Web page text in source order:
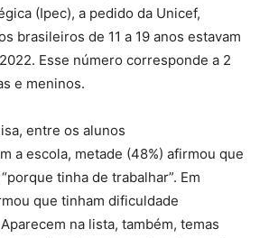
(Ipec), a pedido da Unicef,
brasileiros de 11 a 19 anos estavam
Esse número corresponde a 2
e meninos.
entre os alunos
a escola, metade (48%) afirmou que
tinha de trabalhar”. Em
que tinham dificuldade
na lista, também, temas